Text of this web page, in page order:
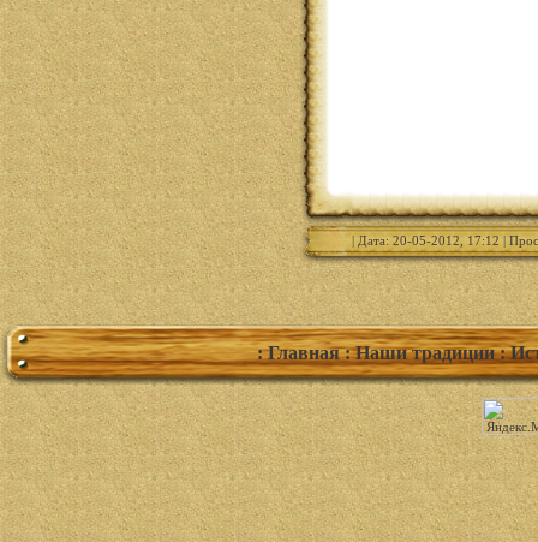
| Дата: 20-05-2012, 17:12 |
: Главная : Наши традиции :